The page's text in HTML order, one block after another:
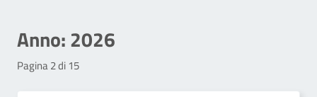
Anno:2026
Pagina 2 di 15